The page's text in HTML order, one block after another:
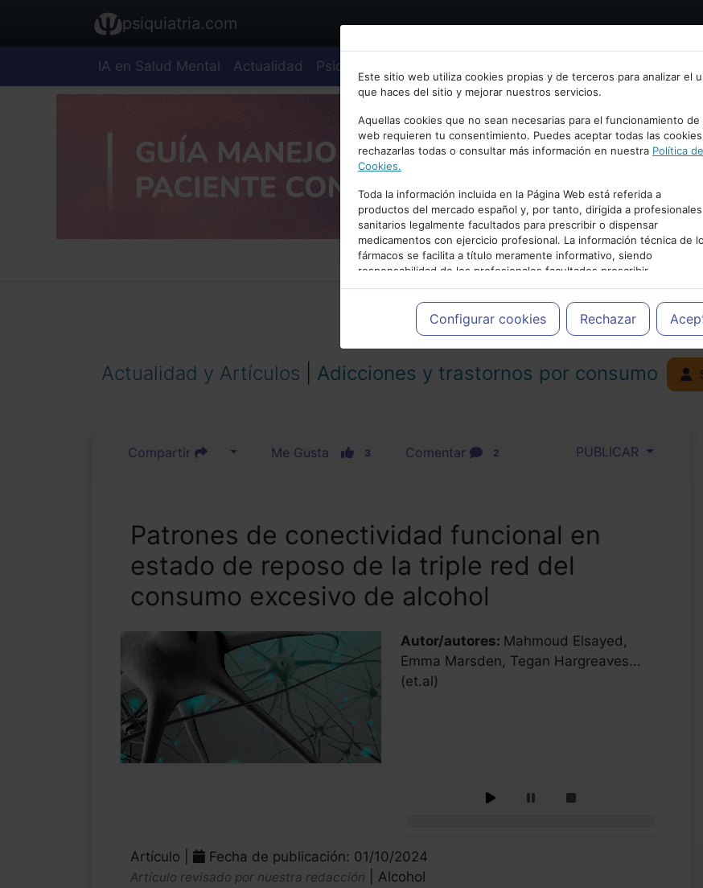
Bienvenid@ a psiquiatria.com
Escribe tu Email
Accede o regístrate con tu email.
psiquiatria.com
IA en Salud Mental Actualidad Psiquiatría
Este sitio web utiliza cookies propias y de terceros para analizar el
que haces del sitio y mejorar nuestros servicios.
Aquellas cookies que no sean necesarias para el funcionamiento de
web requieren tu consentimiento. Puedes aceptar todas las
rechazarlas todas o consultar más información en nuestra Política de
Cookies.
Toda la información incluida en la Página Web está referida a
productos del mercado español y, por tanto, dirigida a profesionales
sanitarios legalmente facultados para prescribir o dispensar
medicamentos con ejercicio profesional. La información técnica de
fármacos se facilita a título meramente informativo, siendo
responsabilidad de los profesionales facultados prescribir
medicamentos y decidir, en cada caso concreto, el tratamiento más
adecuado a las necesidades del paciente.
Configurar cookies Rechazar
PUBLICIDAD
Actualidad y Artículos Adicciones y trastornos por consumo
Compartir Me Gusta 3 Comentar 2 PUBLICAR
Patrones de conectividad funcional en
estado de reposo de la triple red del
consumo excesivo de alcohol
Autor/autores: Mahmoud Elsayed,
Emma Marsden, Tegan Hargreaves...
(et.al)
Artículo | Fecha de publicación: 01/10/2024
Artículo revisado por nuestra redacción | Alcohol